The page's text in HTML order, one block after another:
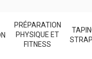
PRÉPARATION
PHYSIQUE ET
FITNESS